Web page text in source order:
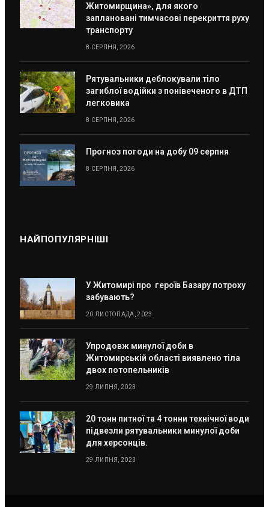
Житомирщина», для якого
заплановані тимчасові перекриття руху
транспорту
8 СЕРПНЯ, 2026
Рятувальники деблокували тіло
загиблої водійки з понівеченого в ДТП
легковика
8 СЕРПНЯ, 2026
Прогноз погоди на добу 09 серпня
8 СЕРПНЯ, 2026
НАЙПОПУЛЯРНІШІ
У Житомирі про героїв Базару потроху
забувають?
20 ЛИСТОПАДА, 2023
Упродовж минулої доби в
Житомирській області виявлено тіла
двох потопельників
29 ЛИПНЯ, 2023
20 тонн питної та 4 тонни технічної води
підвезли рятувальники минулої доби
для херсонців.
29 ЛИПНЯ, 2023